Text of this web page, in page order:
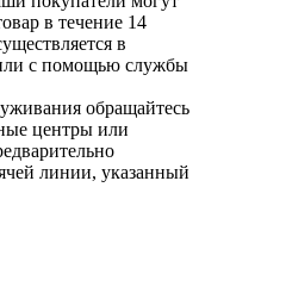
в течение 14
в
с помощью службы
обращайтесь
центры или
линии, указанный